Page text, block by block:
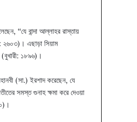
“যে বান্দা আল্লাহর রাস্তায়
২৬০৩)। এছাড়া সিয়াম
(বুখারী: ১৮৯৬)।
(সা.) ইরশাদ করেছেন, যে
সমস্ত গুনাহ ক্ষমা করে দেওয়া